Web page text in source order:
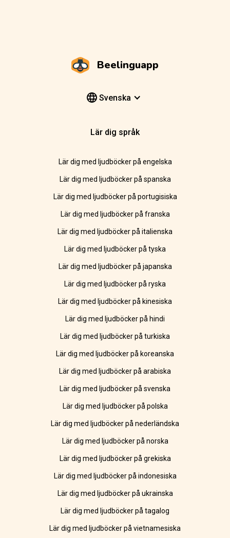
Beelinguapp
Svenska
Lär dig språk
Lär dig med ljudböcker på engelska
Lär dig med ljudböcker på spanska
Lär dig med ljudböcker på portugisiska
Lär dig med ljudböcker på franska
Lär dig med ljudböcker på italienska
Lär dig med ljudböcker på tyska
Lär dig med ljudböcker på japanska
Lär dig med ljudböcker på ryska
Lär dig med ljudböcker på kinesiska
Lär dig med ljudböcker på hindi
Lär dig med ljudböcker på turkiska
Lär dig med ljudböcker på koreanska
Lär dig med ljudböcker på arabiska
Lär dig med ljudböcker på svenska
Lär dig med ljudböcker på polska
Lär dig med ljudböcker på nederländska
Lär dig med ljudböcker på norska
Lär dig med ljudböcker på grekiska
Lär dig med ljudböcker på indonesiska
Lär dig med ljudböcker på ukrainska
Lär dig med ljudböcker på tagalog
Lär dig med ljudböcker på vietnamesiska